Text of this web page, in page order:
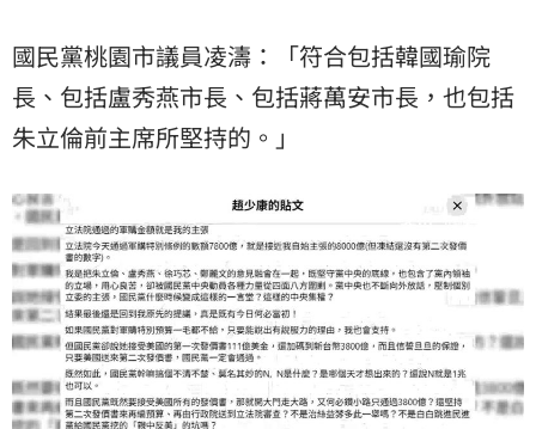
國民黨桃園市議員凌濤：「符合包括韓國瑜院
長、包括盧秀燕市長、包括蔣萬安市長，也包括
朱立倫前主席所堅持的。」